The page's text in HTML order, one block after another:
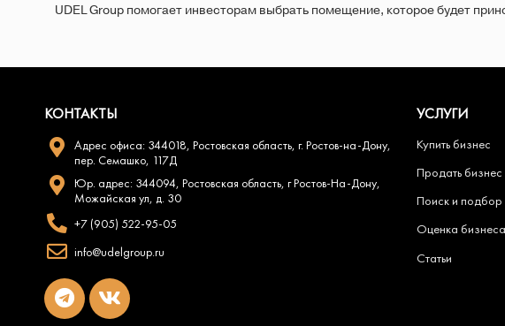
UDEL Group помогает инвесторам выбрать помещение, которое будет
КОНТАКТЫ
Адрес офиса: 344018, Ростовская область, г. Ростов-на-Дону,
пер. Семашко, 117Д
Юр. адрес: 344094, Ростовская область, г Ростов-На-Дону,
Можайская ул, д. 30
+7 (905) 522-95-05
info@udelgroup.ru
УСЛУГИ
Купить бизнес
Продать бизнес
Поиск и подбор
Оценка бизнеса
Статьи